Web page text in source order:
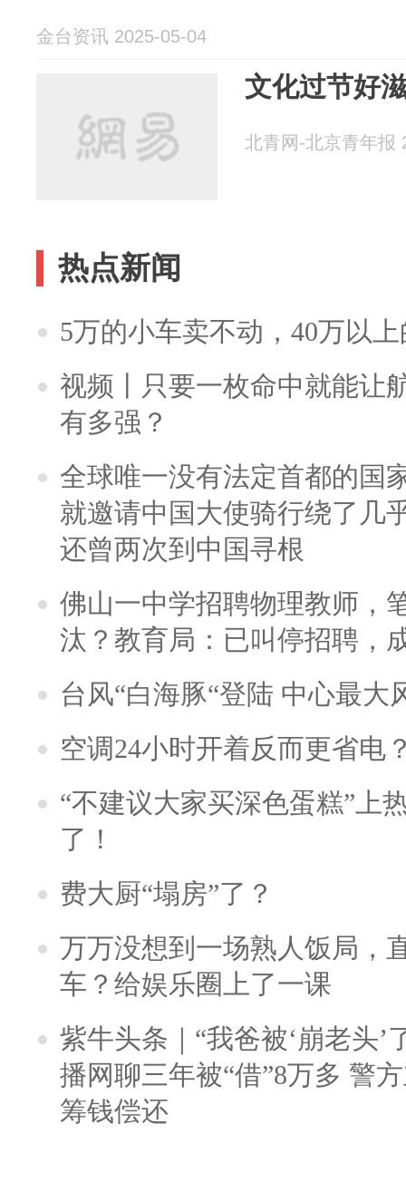
金台资讯 2025-05-04
文化过节好
北青网-北京青年报
热点新闻
5万的小车卖不动，40万以
视频丨只要一枚命中就能让
有多强？
全球唯一没有法定首都的国
就邀请中国大使骑行绕了几
还曾两次到中国寻根
佛山一中学招聘物理教师，
汰？教育局：已叫停招聘，
台风“白海豚“登陆 中心最大
空调24小时开着反而更省电
“不建议大家买深色蛋糕”上
了！
费大厨“塌房”了？
万万没想到一场熟人饭局，
车？给娱乐圈上了一课
紫牛头条｜“我爸被‘崩老头’
播网聊三年被“借”8万多 警
筹钱偿还